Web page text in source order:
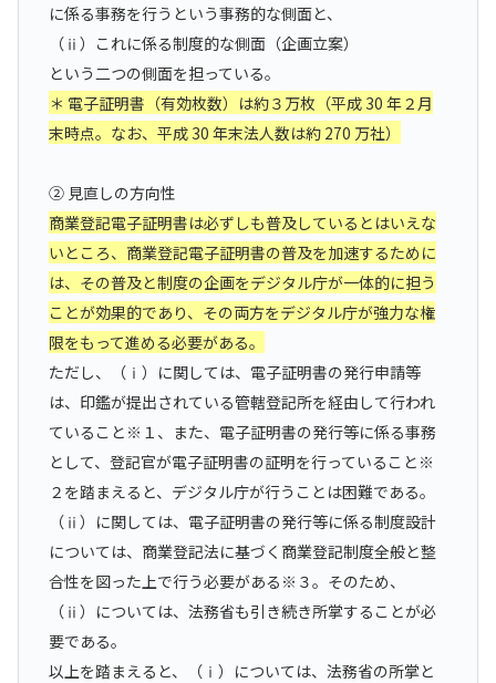
に係る事務を行うという事務的な側面と、
（ⅱ）これに係る制度的な側面（企画立案）
という二つの側面を担っている。
＊ 電子証明書（有効枚数）は約３万枚（平成 30 年２月
末時点。なお、平成 30 年末法人数は約 270 万社）
② 見直しの方向性
商業登記電子証明書は必ずしも普及しているとはいえな
いところ、商業登記電子証明書の普及を加速するために
は、その普及と制度の企画をデジタル庁が一体的に担う
ことが効果的であり、その両方をデジタル庁が強力な権
限をもって進める必要がある。
ただし、（ⅰ）に関しては、電子証明書の発行申請等
は、印鑑が提出されている管轄登記所を経由して行われ
ていること※１、また、電子証明書の発行等に係る事務
として、登記官が電子証明書の証明を行っていること※
２を踏まえると、デジタル庁が行うことは困難である。
（ⅱ）に関しては、電子証明書の発行等に係る制度設計
については、商業登記法に基づく商業登記制度全般と整
合性を図った上で行う必要がある※３。そのため、
（ⅱ）については、法務省も引き続き所掌することが必
要である。
以上を踏まえると、（ⅰ）については、法務省の所掌と